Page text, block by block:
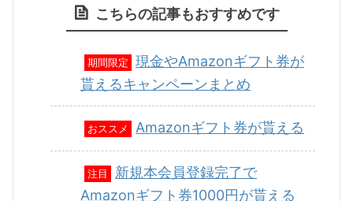
こちらの記事もおすすめです
期間限定
現金やAmazonギフト券が
貰えるキャンペーンまとめ
おススメ Amazonギフト券が貰える
注目
新規本会員登録完了で
Amazonギフト券1000円が貰える